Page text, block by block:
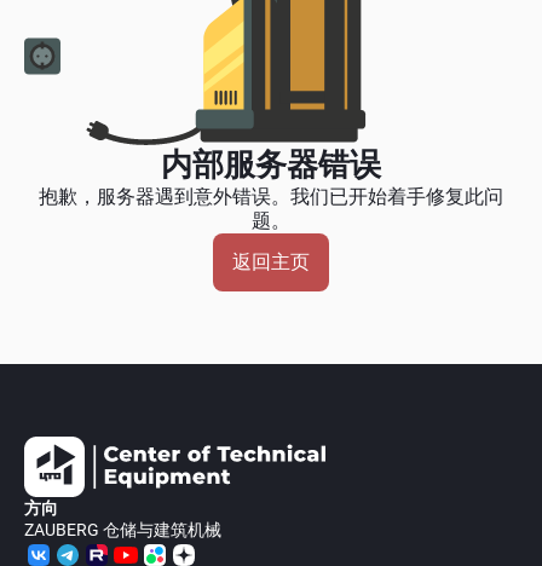
内部服务器错误
抱歉，服务器遇到意外错误。我们已开始着手修复此问
题。
返回主页
方向
ZAUBERG 仓储与建筑机械